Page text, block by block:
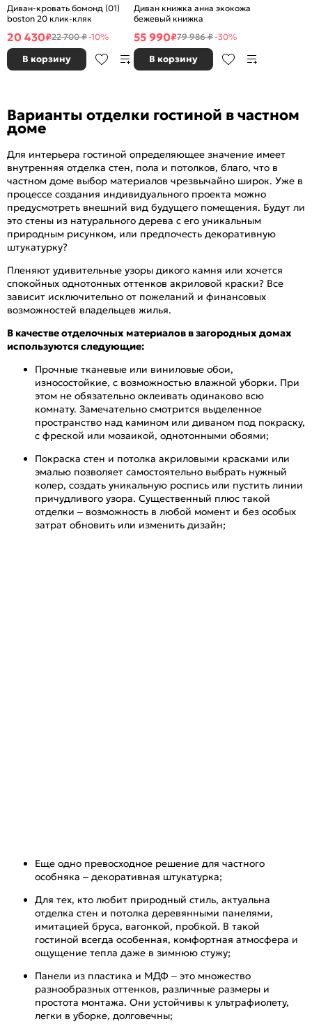
Диван-кровать бомонд (01)
boston 20 клик-кляк
20 430₽22 700 ₽-10%
В корзину
Диван книжка анна экокожа
бежевый книжка
55 990₽79 986 ₽-30%
В корзину
Варианты отделки гостиной в частном
доме
Для интерьера гостиной определяющее значение имеет
внутренняя отделка стен, пола и потолков, благо, что в
частном доме выбор материалов чрезвычайно широк. Уже в
процессе создания индивидуального проекта можно
предусмотреть внешний вид будущего помещения. Будут ли
это стены из натурального дерева с его уникальным
природным рисунком, или предпочесть декоративную
штукатурку?
Пленяют удивительные узоры дикого камня или хочется
спокойных однотонных оттенков акриловой краски? Все
зависит исключительно от пожеланий и финансовых
возможностей владельцев жилья.
В качестве отделочных материалов в загородных домах
используются следующие:
Прочные тканевые или виниловые обои,
износостойкие, с возможностью влажной уборки. При
этом не обязательно оклеивать одинаково всю
комнату. Замечательно смотрится выделенное
пространство над камином или диваном под покраску,
с фреской или мозаикой, однотонными обоями;
Покраска стен и потолка акриловыми красками или
эмалью позволяет самостоятельно выбрать нужный
колер, создать уникальную роспись или пустить линии
причудливого узора. Существенный плюс такой
отделки – возможность в любой момент и без особых
затрат обновить или изменить дизайн;
Еще одно превосходное решение для частного
особняка – декоративная штукатурка;
Для тех, кто любит природный стиль, актуальна
отделка стен и потолка деревянными панелями,
имитацией бруса, вагонкой, пробкой. В такой
гостиной всегда особенная, комфортная атмосфера и
ощущение тепла даже в зимнюю стужу;
Панели из пластика и МДФ – это множество
разнообразных оттенков, различные размеры и
простота монтажа. Они устойчивы к ультрафиолету,
легки в уборке, долговечны;